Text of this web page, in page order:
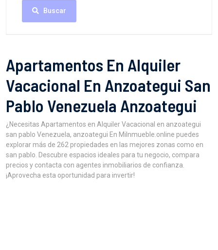
Buscar
Apartamentos En Alquiler
Vacacional En Anzoategui San
Pablo Venezuela Anzoategui
¿Necesitas Apartamentos en Alquiler Vacacional en anzoategui
san pablo Venezuela, anzoategui En MiInmueble.online puedes
explorar más de 262 propiedades en las mejores zonas como en
san pablo. Descubre espacios ideales para tu negocio, compara
precios y contacta con agentes inmobiliarios de confianza.
¡Aprovecha esta oportunidad para invertir!